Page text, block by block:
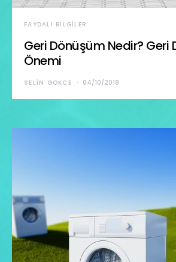
FAYDALI BILGILER
Geri Dönüşüm Nedir? Geri
Önemi
SELIN GOKCE 04/10/2018